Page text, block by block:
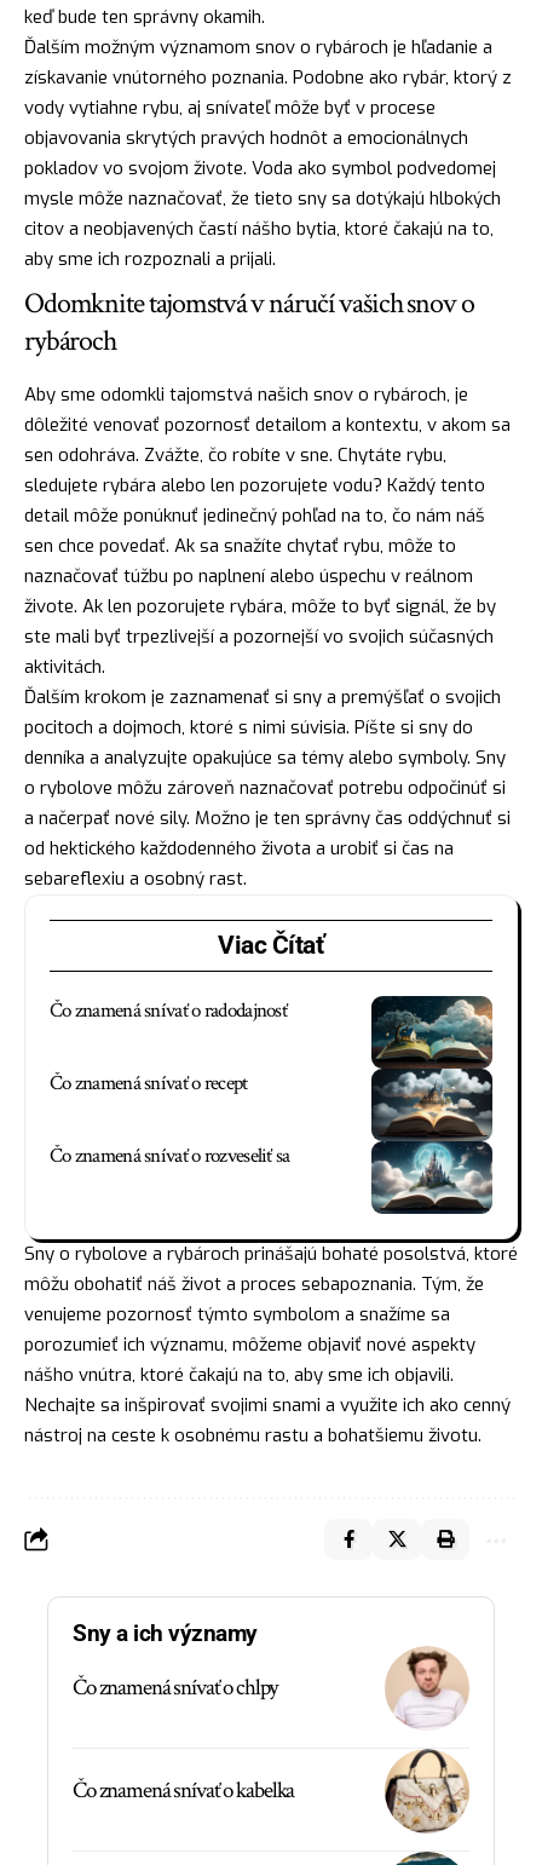
keď bude ten správny okamih.
Ďalším možným významom snov o rybároch je hľadanie a
získavanie vnútorného poznania. Podobne ako rybár, ktorý z
vody vytiahne rybu, aj snívateľ môže byť v procese
objavovania skrytých pravých hodnôt a emocionálnych
pokladov vo svojom živote. Voda ako symbol podvedomej
mysle môže naznačovať, že tieto sny sa dotýkajú hlbokých
citov a neobjavených častí nášho bytia, ktoré čakajú na to,
aby sme ich rozpoznali a prijali.
Odomknite tajomstvá v náručí vašich snov o
rybároch
Aby sme odomkli tajomstvá našich snov o rybároch, je
dôležité venovať pozornosť detailom a kontextu, v akom sa
sen odohráva. Zvážte, čo robíte v sne. Chytáte rybu,
sledujete rybára alebo len pozorujete vodu? Každý tento
detail môže ponúknuť jedinečný pohľad na to, čo nám náš
sen chce povedať. Ak sa snažíte chytať rybu, môže to
naznačovať túžbu po naplnení alebo úspechu v reálnom
živote. Ak len pozorujete rybára, môže to byť signál, že by
ste mali byť trpezlivejší a pozornejší vo svojich súčasných
aktivitách.
Ďalším krokom je zaznamenať si sny a premýšľať o svojich
pocitoch a dojmoch, ktoré s nimi súvisia. Píšte si sny do
denníka a analyzujte opakujúce sa témy alebo symboly. Sny
o rybolove môžu zároveň naznačovať potrebu odpočinúť si
a načerpať nové sily. Možno je ten správny čas oddýchnuť si
od hektického každodenného života a urobiť si čas na
sebareflexiu a osobný rast.
Viac Čítať
Čo znamená snívať o radodajnosť
Čo znamená snívať o recept
Čo znamená snívať o rozveseliť sa
Sny o rybolove a rybároch prinášajú bohaté posolstvá, ktoré
môžu obohatiť náš život a proces sebapoznania. Tým, že
venujeme pozornosť týmto symbolom a snažíme sa
porozumieť ich významu, môžeme objaviť nové aspekty
nášho vnútra, ktoré čakajú na to, aby sme ich objavili.
Nechajte sa inšpirovať svojimi snami a využite ich ako cenný
nástroj na ceste k osobnému rastu a bohatšiemu životu.
Sny a ich významy
Čo znamená snívať o chlpy
Čo znamená snívať o kabelka